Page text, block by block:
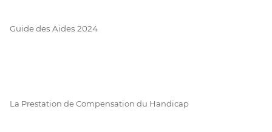
Guide des Aides 2024
La Prestation de Compensation du Handicap